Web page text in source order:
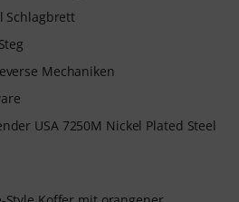
Schlagbrett
Mechaniken
USA 7250M Nickel Plated Steel